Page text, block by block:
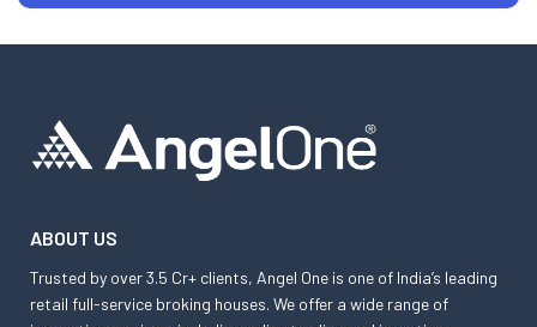
ABOUT US
Trusted by over 3.5 Cr+ clients, Angel One is one of India’s leading
retail full-service broking houses. We offer a wide range of